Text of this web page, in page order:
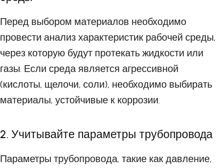
Перед выбором материалов необходимо
провести анализ характеристик рабочей среды,
через которую будут протекать жидкости или
газы. Если среда является агрессивной
(кислоты, щелочи, соли), необходимо выбирать
материалы, устойчивые к коррозии.
2. Учитывайте параметры трубопровода
Параметры трубопровода, такие как давление,